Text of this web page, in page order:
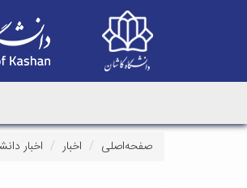
صفحه‌اصلی اخبار اخبار